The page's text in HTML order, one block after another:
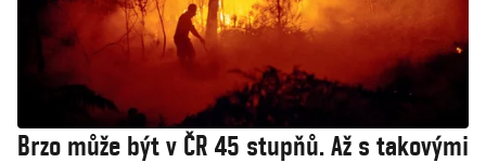
Brzo může být v ČR 45 stupňů. Až s takovými